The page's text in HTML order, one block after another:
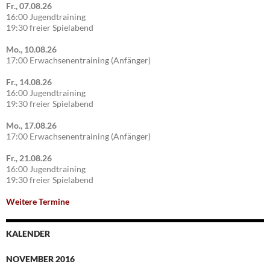
Fr., 07.08.26
16:00 Jugendtraining
19:30 freier Spielabend
Mo., 10.08.26
17:00 Erwachsenentraining (Anfänger)
Fr., 14.08.26
16:00 Jugendtraining
19:30 freier Spielabend
Mo., 17.08.26
17:00 Erwachsenentraining (Anfänger)
Fr., 21.08.26
16:00 Jugendtraining
19:30 freier Spielabend
Weitere Termine
KALENDER
NOVEMBER 2016